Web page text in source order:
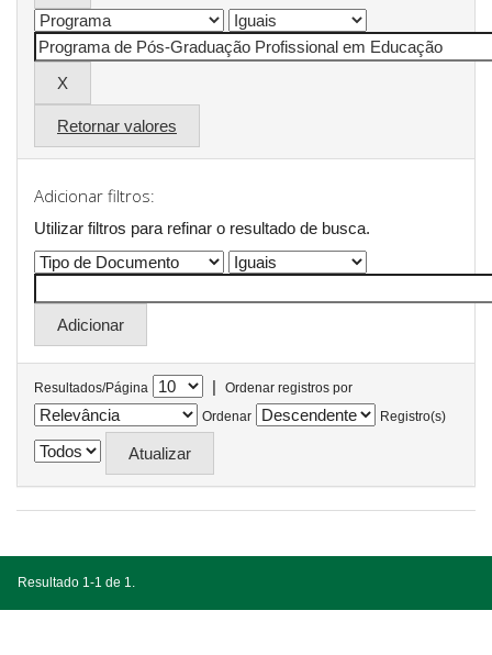
Retornar valores
Adicionar filtros:
Utilizar filtros para refinar o resultado de busca.
Resultados/Página |
Ordenar registros por
Ordenar
Registro(s)
Resultado 1-1 de 1.